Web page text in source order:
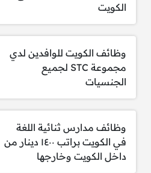
الكويت
وظائف الكويت للوافدين لدي
مجموعة STC لجميع
الجنسيات
وظائف مدارس ثنائية اللغة
في الكويت براتب ١٤٠٠ دينار من
داخل الكويت وخارجها